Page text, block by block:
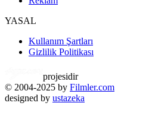
YASAL
Kullanım Şartları
Gizlilik Politikası
projesidir
© 2004-2025 by Filmler.com
designed by ustazeka